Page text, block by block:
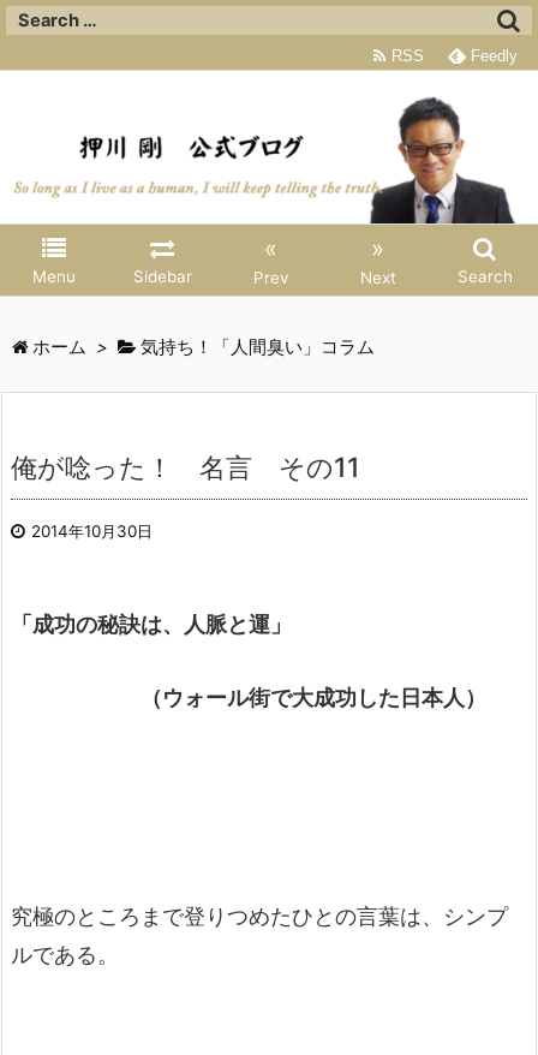
Menu Sidebar
«
Prev
»
Next Search
RSS Feedly
ホーム > 気持ち！「人間臭い」コラム
俺が唸った！ 名言 その11
2014年10月30日
「成功の秘訣は、人脈と運」
（ウォール街で大成功した日本人）
究極のところまで登りつめたひとの言葉は、シンプ
ルである。